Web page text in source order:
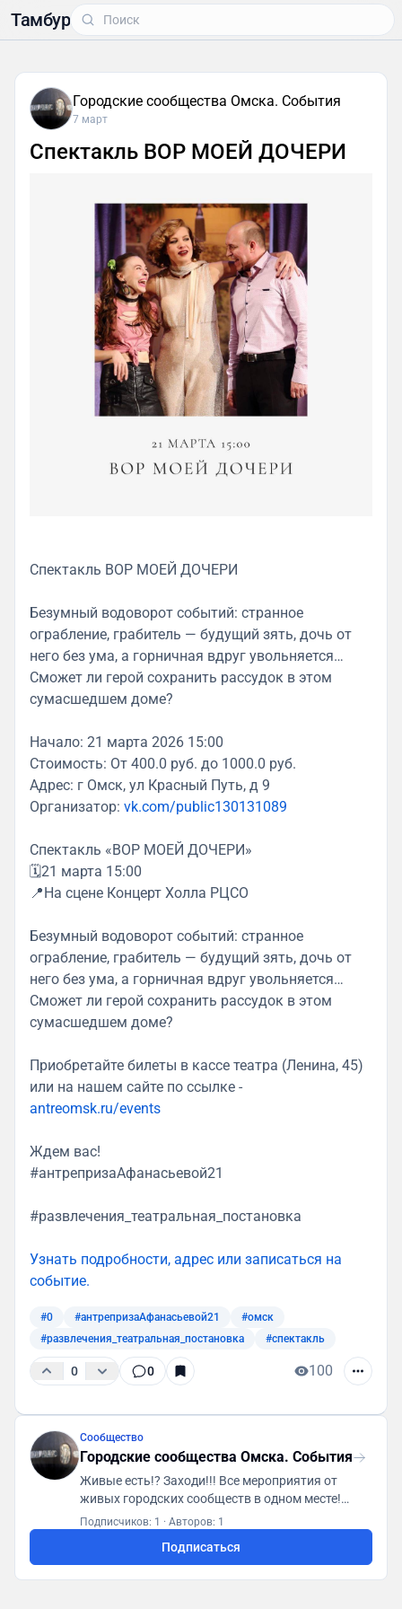
Тамбур
Городские сообщества Омска. События
7 март
Спектакль ВОР МОЕЙ ДОЧЕРИ
Спектакль ВОР МОЕЙ ДОЧЕРИ
Безумный водоворот событий: странное
ограбление, грабитель — будущий зять, дочь от
него без ума, а горничная вдруг увольняется…
Сможет ли герой сохранить рассудок в этом
сумасшедшем доме?
Начало: 21 марта 2026 15:00
Стоимость: От 400.0 руб. до 1000.0 руб.
Адрес: г Омск, ул Красный Путь, д 9
Организатор: vk.com/public130131089
Спектакль «ВОР МОЕЙ ДОЧЕРИ»
🗓21 марта 15:00
📍На сцене Концерт Холла РЦСО
Безумный водоворот событий: странное
ограбление, грабитель — будущий зять, дочь от
него без ума, а горничная вдруг увольняется…
Сможет ли герой сохранить рассудок в этом
сумасшедшем доме?
Приобретайте билеты в кассе театра (Ленина, 45)
или на нашем сайте по ссылке -
antreomsk.ru/events
Ждем вас!
#антрепризаАфанасьевой21
#развлечения_театральная_постановка
Узнать подробности, адрес или записаться на
событие.
#0 #антрепризаАфанасьевой21
#омск
#развлечения_театральная_постановка
#спектакль
0 0 100
Сообщество
Городские сообщества Омска. События
Живые есть!? Заходи!!! Все мероприятия от
живых городских сообществ в одном месте!
Первая городская платформа "ГСА. Генератор
https://t.me/gsaomsk_bot
Подписчиков: 1 · Авторов: 1
Подписаться